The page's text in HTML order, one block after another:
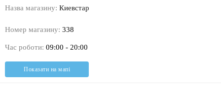
Назва магазину: Киевстар
Номер магазину: 338
Час роботи: 09:00 - 20:00
Показати на мапі